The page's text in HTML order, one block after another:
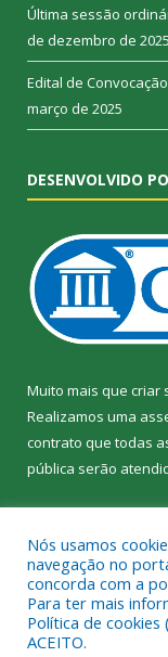
Última sessão
de dezembro de 2025
Edital de
março de 2025
DESENVOLVIDO
Muito mais que criar
Realizamos uma
contrato que todas
pública serão
Todos os direitos
Nós usamos
navegação no
concorda com a
Para ter mais
Política de cookies (
ACEITO.